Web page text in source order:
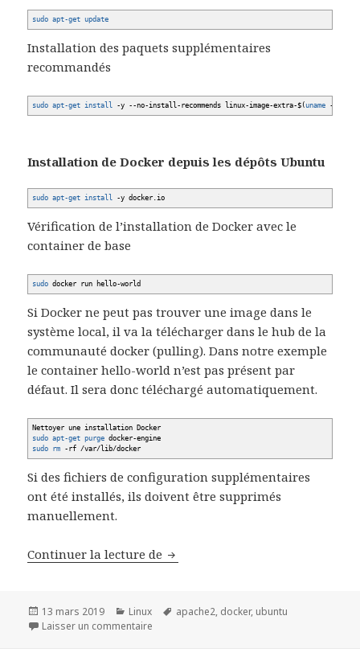
sudo apt-get update
Installation des paquets supplémentaires
recommandés
sudo apt-get install -y --no-install-recommends linux-image-extra-$ (uname -r
Installation de Docker depuis les dépôts Ubuntu
sudo apt-get install -y docker.io
Vérification de l’installation de Docker avec le
container de base
sudo docker run hello-world
Si Docker ne peut pas trouver une image dans le
système local, il va la télécharger dans le hub de la
communauté docker (pulling). Dans notre exemple
le container hello-world n’est pas présent par
défaut. Il sera donc téléchargé automatiquement.
Nettoyer une installation Docker
sudo apt-get purge docker-engine
sudo rm -rf /var/ lib/docker
Si des fichiers de configuration supplémentaires
ont été installés, ils doivent être supprimés
manuellement.
Continuer la lecture de Tutorial Docker pour démarrer
Publié
le
13 mars 2019 Catégories
Linux
Mots-
apache2, docker, ubuntu
Laisser un commentaire